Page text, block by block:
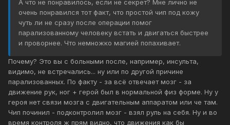
А что не понравилось, если не секрет? Мне лично не
очень понравился тот факт, что простой чип под кожу
чуть ли не сразу после операции помог
парализованному человеку встать и двигаться быстрее
и проворнее. Что немножко магией попахивает.
Почему? Это вы с больными после, например, инсульта,
видимо, не встречались... ну или по другой причине
парализованных. По факту - за всё отвечает мозг - за
движение рук, ног + герой был в нормальной физ форме. Ну у
героя нет связи мозга с двигательным аппаратом или че там.
Чип починил - подконтролил мозг - взял руль на себя. Ну и во
время контроля ж прям видно, что движения как бы